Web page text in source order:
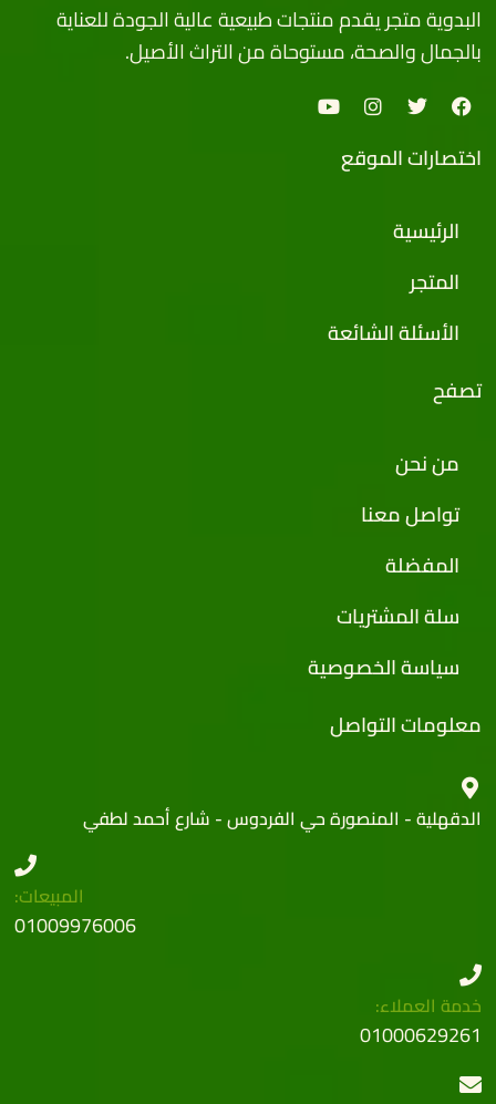
البدوية متجر يقدم منتجات طبيعية عالية الجودة للعناية
بالجمال والصحة، مستوحاة من التراث الأصيل.
اختصارات الموقع
الرئيسية
المتجر
الأسئلة الشائعة
تصفح
من نحن
تواصل معنا
المفضلة
سلة المشتريات
سياسة الخصوصية
معلومات التواصل
الدقهلية - المنصورة حي الفردوس - شارع أحمد لطفي
المبيعات:
01009976006
خدمة العملاء:
01000629261